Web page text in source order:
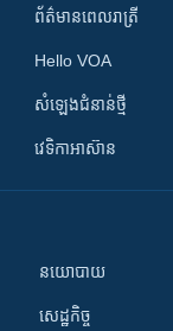
ព័ត៌មាន​​ពេល​រាត្រី
Hello VOA
សំឡេង​ជំនាន់​ថ្មី
វេទិកា​អាស៊ាន
នយោបាយ
សេដ្ឋកិច្ច